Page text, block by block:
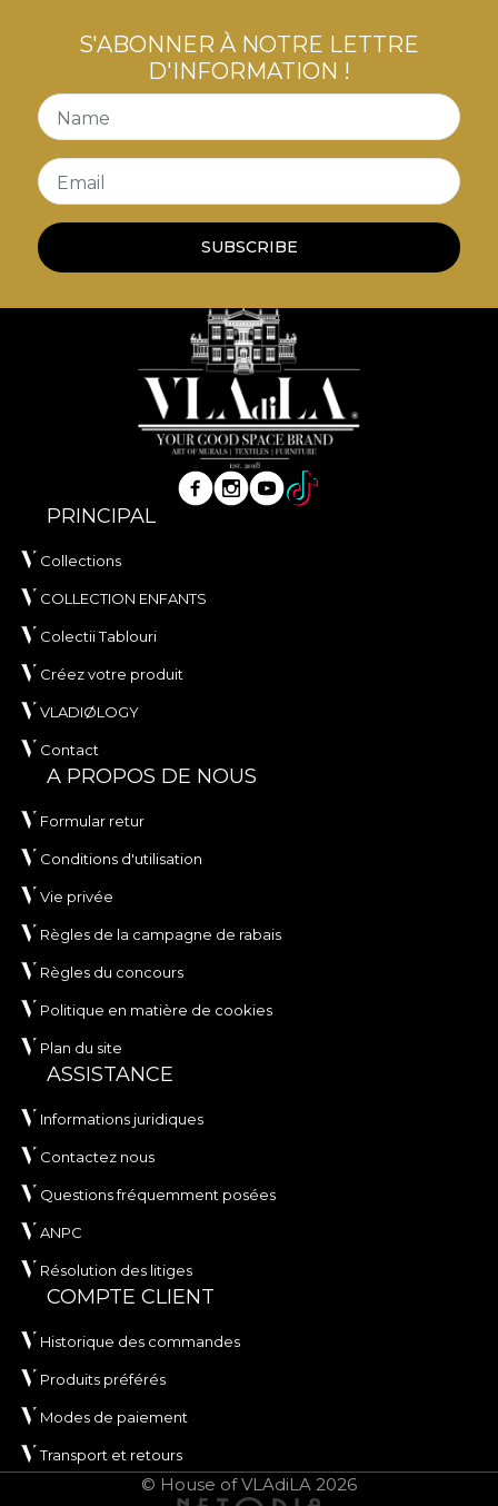
S'ABONNER À NOTRE LETTRE
D'INFORMATION !
Name
Email
SUBSCRIBE
PRINCIPAL
Collections
COLLECTION ENFANTS
Colectii Tablouri
Créez votre produit
VLADIØLOGY
Contact
A PROPOS DE NOUS
Formular retur
Conditions d'utilisation
Vie privée
Règles de la campagne de rabais
Règles du concours
Politique en matière de cookies
Plan du site
ASSISTANCE
Informations juridiques
Contactez nous
Questions fréquemment posées
ANPC
Résolution des litiges
COMPTE CLIENT
Historique des commandes
Produits préférés
Modes de paiement
Transport et retours
© House of VLAdiLA 2026